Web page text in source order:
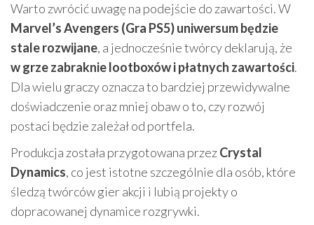
Warto zwrócić uwagę na podejście do zawartości. W
Marvel’s Avengers (Gra PS5)uniwersum będzie
stale rozwijane, a jednocześnie twórcy deklarują, że
w grze zabraknie lootboxów i płatnych zawartości.
Dla wielu graczy oznacza to bardziej przewidywalne
doświadczenie oraz mniej obaw o to, czy rozwój
postaci będzie zależał od portfela.
Produkcja została przygotowana przezCrystal
Dynamics, co jest istotne szczególnie dla osób, które
śledzą twórców gier akcji i lubią projekty o
dopracowanej dynamice rozgrywki.